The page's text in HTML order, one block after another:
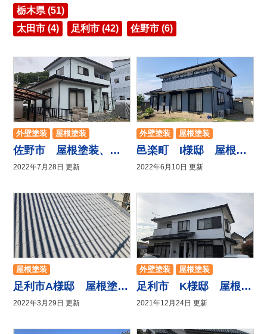
栃木県 (51)
太田市 (4)
足利市 (42) 佐野市 (6)
佐野市 屋根塗装、外壁塗装工事
2022年7月28日 更新
外壁塗装
屋根塗装
防水工事
その他工事 邑楽町 I様邸 屋根塗装 外壁塗装工事
2022年6月10日 更新
外壁塗装 屋根塗装
足利市A様邸 屋根塗装工事
2022年3月29日 更新
屋根塗装
足利市 K様邸 屋根、外壁塗装工事
2021年12月24日 更新
外壁塗装
屋根塗装
防水工事